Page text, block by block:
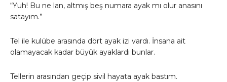
“Yuh! Bu ne lan, altmış beş numara ayak mı olur anasını
satayım.”
Tel ile kulübe arasında dört ayak izi vardı. İnsana ait
olamayacak kadar büyük ayaklardı bunlar.
Tellerin arasından geçip sivil hayata ayak bastım.